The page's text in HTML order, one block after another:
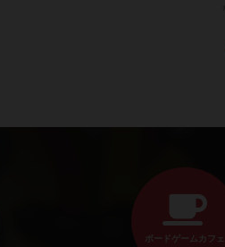
ボードゲームカフェ